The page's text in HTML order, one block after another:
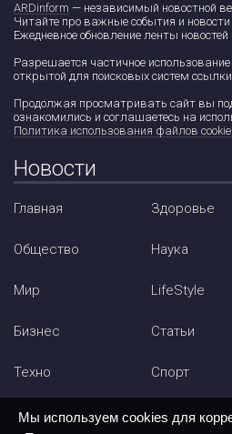
ARDinform — независимый новостной
Читайте про важные события и
Ежедневное обновление ленты новостей
Разрешается частичное
открытой для поисковых систем
Продолжая просматривать сайт вы
ознакомились и соглашаетесь на
Политика использования файлов
Новости
Главная
Общество
Мир
Бизнес
Техно
Здоровье
Наука
LifeStyle
Статьи
Спорт
Мы используем cookies для